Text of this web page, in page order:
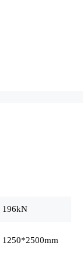
196kN
1250*2500mm